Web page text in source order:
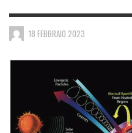
18 FEBBRAIO 2023